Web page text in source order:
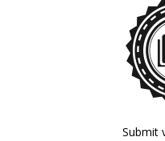
Submit